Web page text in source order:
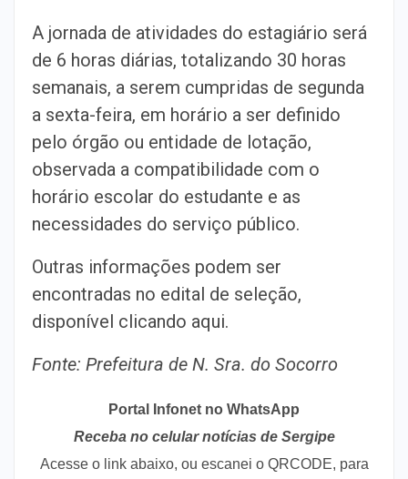
A jornada de atividades do estagiário será
de 6 horas diárias, totalizando 30 horas
semanais, a serem cumpridas de segunda
a sexta-feira, em horário a ser definido
pelo órgão ou entidade de lotação,
observada a compatibilidade com o
horário escolar do estudante e as
necessidades do serviço público.
Outras informações podem ser
encontradas no edital de seleção,
disponível clicando aqui.
Fonte: Prefeitura de N. Sra. do Socorro
Portal Infonet no WhatsApp
Receba no celular notícias de Sergipe
Acesse o link abaixo, ou escanei o QRCODE, para